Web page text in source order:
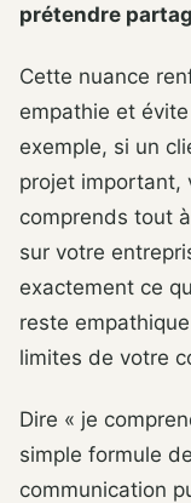
prétendre
Cette nuance
empathie et évite
exemple, si un
projet important,
comprends tout
sur votre
exactement ce
reste
limites de votre
Dire « je
simple formule
communication